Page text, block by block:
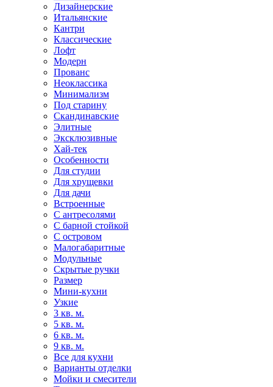
Дизайнерские
Итальянские
Кантри
Классические
Лофт
Модерн
Прованс
Неоклассика
Минимализм
Под старину
Скандинавские
Элитные
Эксклюзивные
Хай-тек
Особенности
Для студии
Для хрущевки
Для дачи
Встроенные
С антресолями
С барной стойкой
С островом
Малогабаритные
Модульные
Скрытые ручки
Размер
Мини-кухни
Узкие
3 кв. м.
5 кв. м.
6 кв. м.
9 кв. м.
Все для кухни
Варианты отделки
Мойки и смесители